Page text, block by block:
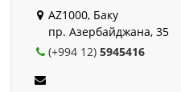
AZ1000, Баку
пр. Азербайджана, 35
(+994 12) 5945416